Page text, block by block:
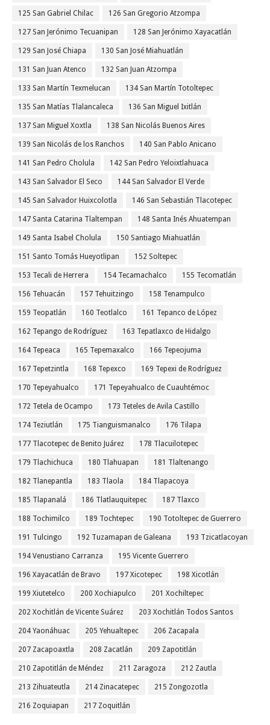
125 San Gabriel Chilac 126 San Gregorio Atzompa
127 San Jerónimo Tecuanipan 128 San Jerónimo Xayacatlán
129 San José Chiapa 130 San José Miahuatlán
131 San Juan Atenco 132 San Juan Atzompa
133 San Martín Texmelucan 134 San Martín Totoltepec
135 San Matías Tlalancaleca 136 San Miguel Ixitlán
137 San Miguel Xoxtla 138 San Nicolás Buenos Aires
139 San Nicolás de los Ranchos 140 San Pablo Anicano
141 San Pedro Cholula 142 San Pedro Yeloixtlahuaca
143 San Salvador El Seco 144 San Salvador El Verde
145 San Salvador Huixcolotla 146 San Sebastián Tlacotepec
147 Santa Catarina Tlaltempan 148 Santa Inés Ahuatempan
149 Santa Isabel Cholula 150 Santiago Miahuatlán
151 Santo Tomás Hueyotlipan 152 Soltepec
153 Tecali de Herrera 154 Tecamachalco 155 Tecomatlán
156 Tehuacán 157 Tehuitzingo 158 Tenampulco
159 Teopatlán 160 Teotlalco 161 Tepanco de López
162 Tepango de Rodríguez 163 Tepatlaxco de Hidalgo
164 Tepeaca 165 Tepemaxalco 166 Tepeojuma
167 Tepetzintla 168 Tepexco 169 Tepexi de Rodríguez
170 Tepeyahualco 171 Tepeyahualco de Cuauhtémoc
172 Tetela de Ocampo 173 Teteles de Avila Castillo
174 Teziutlán 175 Tianguismanalco 176 Tilapa
177 Tlacotepec de Benito Juárez 178 Tlacuilotepec
179 Tlachichuca 180 Tlahuapan 181 Tlaltenango
182 Tlanepantla 183 Tlaola 184 Tlapacoya
185 Tlapanalá 186 Tlatlauquitepec 187 Tlaxco
188 Tochimilco 189 Tochtepec 190 Totoltepec de Guerrero
191 Tulcingo 192 Tuzamapan de Galeana 193 Tzicatlacoyan
194 Venustiano Carranza 195 Vicente Guerrero
196 Xayacatlán de Bravo 197 Xicotepec 198 Xicotlán
199 Xiutetelco 200 Xochiapulco 201 Xochiltepec
202 Xochitlán de Vicente Suárez 203 Xochitlán Todos Santos
204 Yaonáhuac 205 Yehualtepec 206 Zacapala
207 Zacapoaxtla 208 Zacatlán 209 Zapotitlán
210 Zapotitlán de Méndez 211 Zaragoza 212 Zautla
213 Zihuateutla 214 Zinacatepec 215 Zongozotla
216 Zoquiapan 217 Zoquitlán